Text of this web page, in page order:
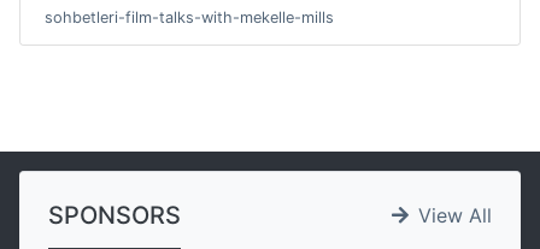
sohbetleri-film-talks-with-mekelle-mills
View All
SPONSORS